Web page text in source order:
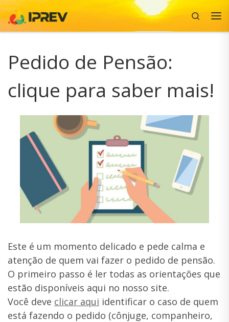
Skip to content
Search
Pedido de Pensão:
clique para saber mais!
Este é um momento delicado e pede calma e
atenção de quem vai fazer o pedido de pensão.
O primeiro passo é ler todas as orientações que
estão disponíveis aqui no nosso site.
Você deve clicar aqui identificar o caso de quem
está fazendo o pedido (cônjuge, companheiro,